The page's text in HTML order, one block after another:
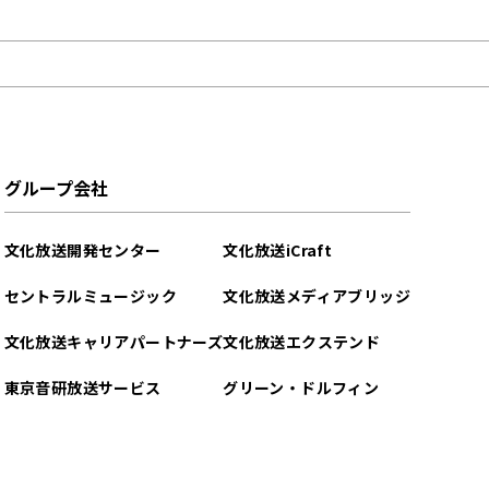
グループ会社
文化放送開発センター
セントラルミュージック
文化放送キャリアパートナーズ
東京音研放送サービス
文化放送iCraft
文化放送メディアブリッジ
文化放送エクステンド
グリーン・ドルフィン